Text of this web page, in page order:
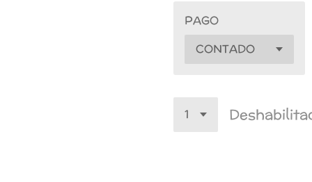
PAGO